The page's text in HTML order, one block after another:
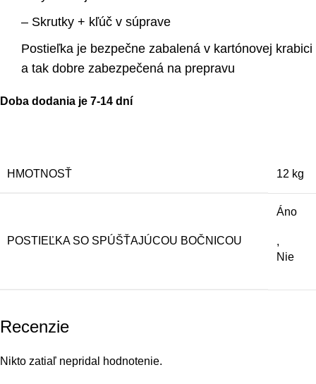
– Skrutky + kľúč v súprave
Postieľka je bezpečne zabalená v kartónovej krabici
a tak dobre zabezpečená na prepravu
Doba dodania je 7-14 dní
HMOTNOSŤ 12 kg
POSTIEĽKA SO SPÚŠŤAJÚCOU BOČNICOU
Áno
,
Nie
Recenzie
Nikto zatiaľ nepridal hodnotenie.